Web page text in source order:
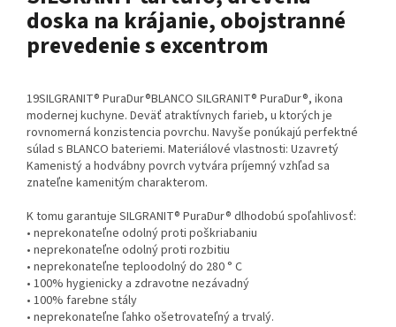
doska na krájanie, obojstranné
prevedenie s excentrom
19SILGRANIT® PuraDur®BLANCO SILGRANIT® PuraDur®, ikona
modernej kuchyne. Deväť atraktívnych farieb, u ktorých je
rovnomerná konzistencia povrchu. Navyše ponúkajú perfektné
súlad s BLANCO bateriemi. Materiálové vlastnosti: Uzavretý
Kamenistý a hodvábny povrch vytvára príjemný vzhľad sa
znateľne kamenitým charakterom.
K tomu garantuje SILGRANIT® PuraDur® dlhodobú spoľahlivosť:
• neprekonateľne odolný proti poškriabaniu
• neprekonateľne odolný proti rozbitiu
• neprekonateľne teploodolný do 280 ° C
• 100% hygienicky a zdravotne nezávadný
• 100% farebne stály
• neprekonateľne ľahko ošetrovateľný a trvalý.